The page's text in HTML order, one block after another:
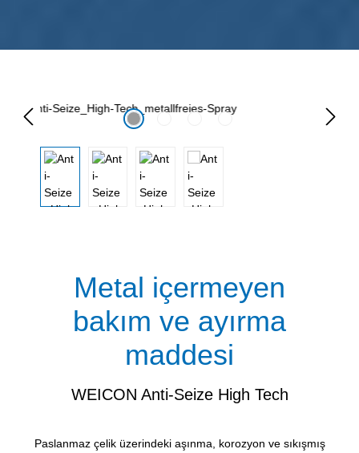
Resim galerisini atla
Metal içermeyen
bakım ve ayırma
maddesi
WEICON Anti-Seize High Tech
Paslanmaz çelik üzerindeki aşınma, korozyon ve sıkışmış